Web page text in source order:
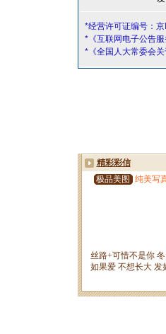
*经营许可证编号：
*《互联网电子公告服
*《全国人大常委会关